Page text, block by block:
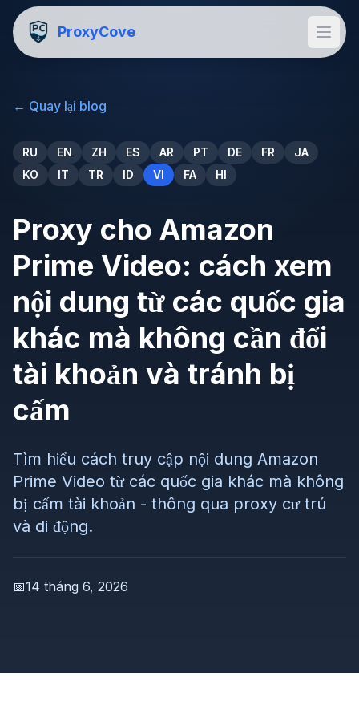
ProxyCove
← Quay lại blog
RU EN ZH ES AR PT DE FR
JA
KO
IT TR ID VI FA HI
Proxy cho Amazon
Prime Video: cách xem
nội dung từ các quốc gia
khác mà không cần đổi
tài khoản và tránh bị
cấm
Tìm hiểu cách truy cập nội dung Amazon
Prime Video từ các quốc gia khác mà không
bị cấm tài khoản - thông qua proxy cư trú
và di động.
📅14 tháng 6, 2026